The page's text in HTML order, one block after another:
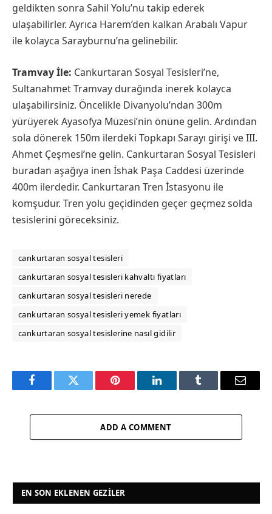
geldikten sonra Sahil Yolu’nu takip ederek
ulaşabilirler. Ayrıca Harem’den kalkan Arabalı Vapur
ile kolayca Sarayburnu’na gelinebilir.
Tramvay İle: Cankurtaran Sosyal Tesisleri’ne,
Sultanahmet Tramvay durağında inerek kolayca
ulaşabilirsiniz. Öncelikle Divanyolu’ndan 300m
yürüyerek Ayasofya Müzesi’nin önüne gelin. Ardından
sola dönerek 150m ilerdeki Topkapı Sarayı girişi ve III.
Ahmet Çeşmesi’ne gelin. Cankurtaran Sosyal Tesisleri
buradan aşağıya inen İshak Paşa Caddesi üzerinde
400m ilerdedir. Cankurtaran Tren İstasyonu ile
komşudur. Tren yolu geçidinden geçer geçmez solda
tesislerini göreceksiniz.
cankurtaran sosyal tesisleri
cankurtaran sosyal tesisleri kahvaltı fiyatları
cankurtaran sosyal tesisleri nerede
cankurtaran sosyal tesisleri yemek fiyatları
cankurtaran sosyal tesislerine nasıl gidilir
FacebookTwitter Pinterest LinkedInTumblr Email
ADD A COMMENT
EN SON EKLENEN GEZILER